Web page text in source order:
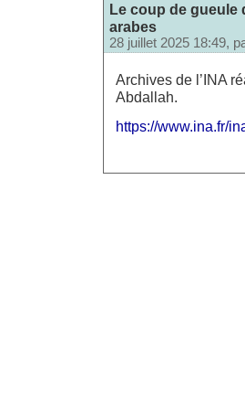
Le coup de gueule
arabes
28 juillet 2025 18:49,
Archives de l’INA
Abdallah.
https://www.ina.fr/